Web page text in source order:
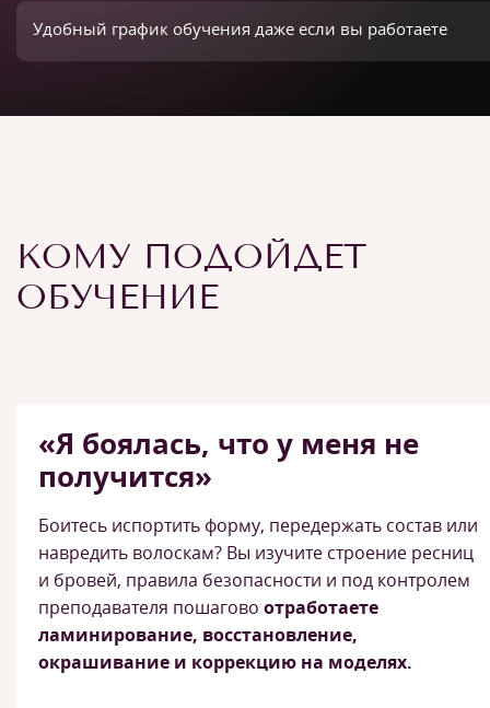
Удобный график обучения даже если вы работаете
КОМУ ПОДОЙДЕТ
ОБУЧЕНИЕ
«Я боялась, что у меня не
получится»
Боитесь испортить форму, передержать состав или
навредить волоскам? Вы изучите строение ресниц
и бровей, правила безопасности и под контролем
преподавателя пошагово отработаете
ламинирование, восстановление,
окрашивание и коррекцию на моделях.